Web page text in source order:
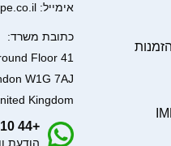
אימייל: sales@aisope.co.il
כתובת משרד:
Floor
W1G 7AJ
Kingdom
+44 7410 2065017
הודעת